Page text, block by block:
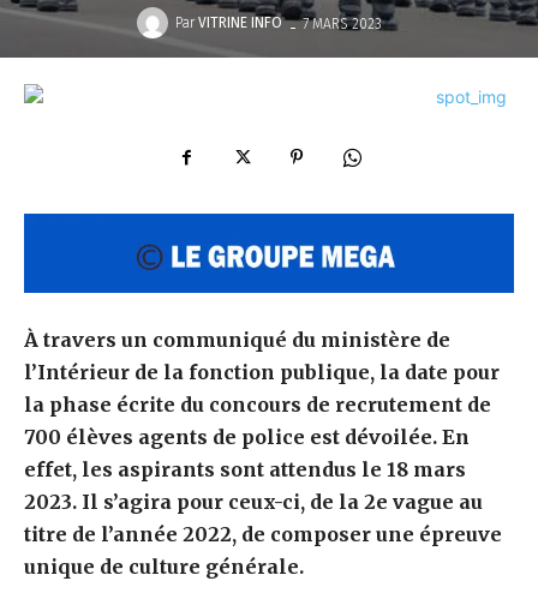
Par VITRINE INFO - 7 MARS 2023
À travers un communiqué du ministère de
l’Intérieur de la fonction publique, la date pour
la phase écrite du concours de recrutement de
700 élèves agents de police est dévoilée. En
effet, les aspirants sont attendus le 18 mars
2023. Il s’agira pour ceux-ci, de la 2e vague au
titre de l’année 2022, de composer une épreuve
unique de culture générale.